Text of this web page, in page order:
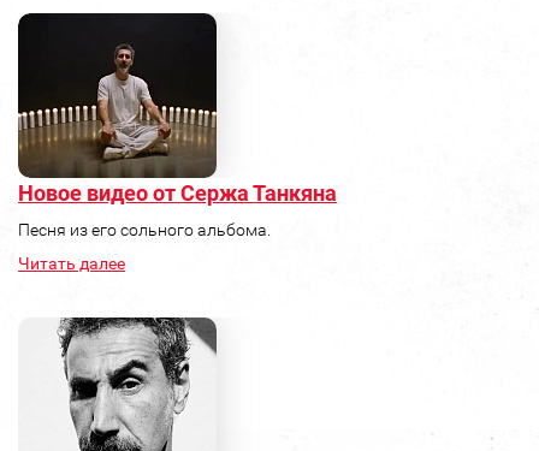
Новое видео от Сержа Танкяна
Песня из его сольного альбома.
Читать далее